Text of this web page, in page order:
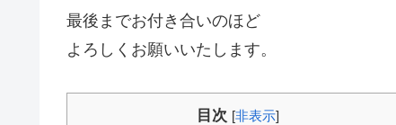
最後までお付き合いのほど
よろしくお願いいたします。
目次 [非表示]